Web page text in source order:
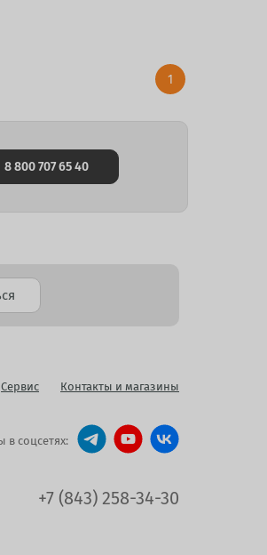
1
8 800 707 65 40
Сервис Контакты и магазины
в соцсетях:
+7 (843) 258-34-30